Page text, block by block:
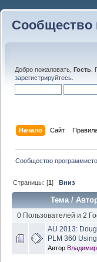
Сообщество
Добро пожаловать, Гость
зарегистрируйтесь
Начало Сайт
Сообщество
Страницы: [1]Вниз
Тема/
0 Пользователей и 2
AU 2013:
PLM 360
Автор